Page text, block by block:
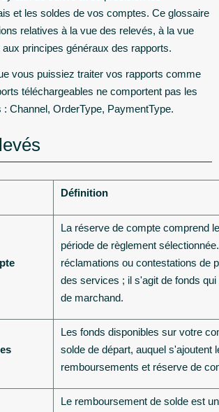
et les soldes de vos comptes. Ce glossaire
relatives à la vue des relevés, à la vue
principes généraux des rapports.
vous puissiez traiter vos rapports comme
téléchargeables ne comportent pas les
Channel, OrderType, PaymentType.
Définition
La réserve de compte comprend
période de règlement
réclamations ou contestations de
des services ; il s'agit de fonds
de marchand.
Les fonds disponibles sur votre
solde de départ, auquel
remboursements et réserve de
Le remboursement de solde est